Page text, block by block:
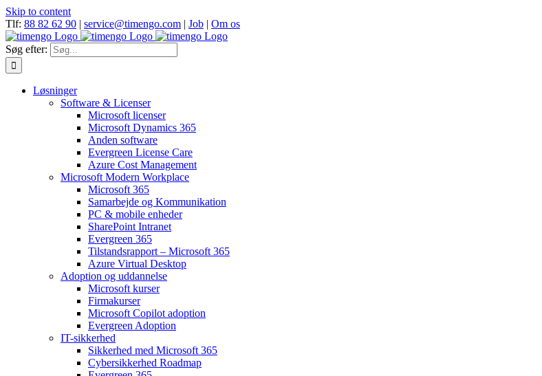
Skip to content
Tlf: 88 82 62 90 | service@timengo.com | Job | Om os
Søg efter:
Løsninger
Software & Licenser
Microsoft licenser
Microsoft Dynamics 365
Anden software
Evergreen License Care
Azure Cost Management
Microsoft Modern Workplace
Microsoft 365
Samarbejde og Kommunikation
PC & mobile enheder
SharePoint Intranet
Evergreen 365
Tilstandsrapport – Microsoft 365
Azure Virtual Desktop
Adoption og uddannelse
Microsoft kurser
Firmakurser
Microsoft Copilot adoption
Evergreen Adoption
IT-sikkerhed
Sikkerhed med Microsoft 365
Cybersikkerhed Roadmap